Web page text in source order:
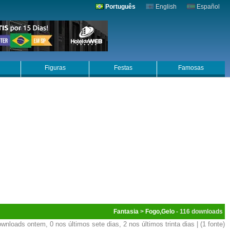
Português English Español
Figuras Festas Famosas
Fantasia > Fogo,Gelo - 116
ontem, 0 nos últimos sete dias, 2 nos últimos trinta dias | (1 fonte)